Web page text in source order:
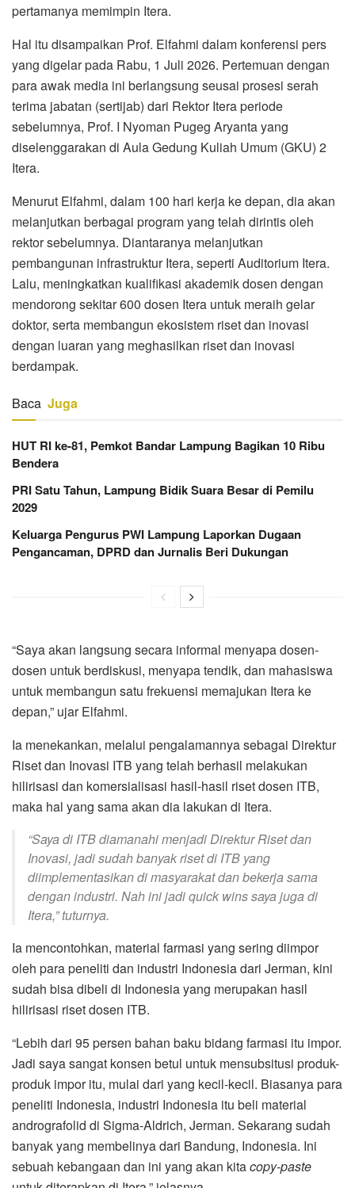
pertamanya memimpin Itera.
Hal itu disampaikan Prof. Elfahmi dalam konferensi pers
yang digelar pada Rabu, 1 Juli 2026. Pertemuan dengan
para awak media ini berlangsung seusai prosesi serah
terima jabatan (sertijab) dari Rektor Itera periode
sebelumnya, Prof. I Nyoman Pugeg Aryanta yang
diselenggarakan di Aula Gedung Kuliah Umum (GKU) 2
Itera.
Menurut Elfahmi, dalam 100 hari kerja ke depan, dia akan
melanjutkan berbagai program yang telah dirintis oleh
rektor sebelumnya. Diantaranya melanjutkan
pembangunan infrastruktur Itera, seperti Auditorium Itera.
Lalu, meningkatkan kualifikasi akademik dosen dengan
mendorong sekitar 600 dosen Itera untuk meraih gelar
doktor, serta membangun ekosistem riset dan inovasi
dengan luaran yang meghasilkan riset dan inovasi
berdampak.
Baca Juga
HUT RI ke-81, Pemkot Bandar Lampung Bagikan 10 Ribu
Bendera
PRI Satu Tahun, Lampung Bidik Suara Besar di Pemilu
2029
Keluarga Pengurus PWI Lampung Laporkan Dugaan
Pengancaman, DPRD dan Jurnalis Beri Dukungan
“Saya akan langsung secara informal menyapa dosen-
dosen untuk berdiskusi, menyapa tendik, dan mahasiswa
untuk membangun satu frekuensi memajukan Itera ke
depan,” ujar Elfahmi.
Ia menekankan, melalui pengalamannya sebagai Direktur
Riset dan Inovasi ITB yang telah berhasil melakukan
hilirisasi dan komersialisasi hasil-hasil riset dosen ITB,
maka hal yang sama akan dia lakukan di Itera.
“Saya di ITB diamanahi menjadi Direktur Riset dan
Inovasi, jadi sudah banyak riset di ITB yang
diimplementasikan di masyarakat dan bekerja sama
dengan industri. Nah ini jadi quick wins saya juga di
Itera,” tuturnya.
Ia mencontohkan, material farmasi yang sering diimpor
oleh para peneliti dan industri Indonesia dari Jerman, kini
sudah bisa dibeli di Indonesia yang merupakan hasil
hilirisasi riset dosen ITB.
“Lebih dari 95 persen bahan baku bidang farmasi itu impor.
Jadi saya sangat konsen betul untuk mensubsitusi produk-
produk impor itu, mulai dari yang kecil-kecil. Biasanya para
peneliti Indonesia, industri Indonesia itu beli material
andrografolid di Sigma-Aldrich, Jerman. Sekarang sudah
banyak yang membelinya dari Bandung, Indonesia. Ini
sebuah kebangaan dan ini yang akan kitacopy-paste